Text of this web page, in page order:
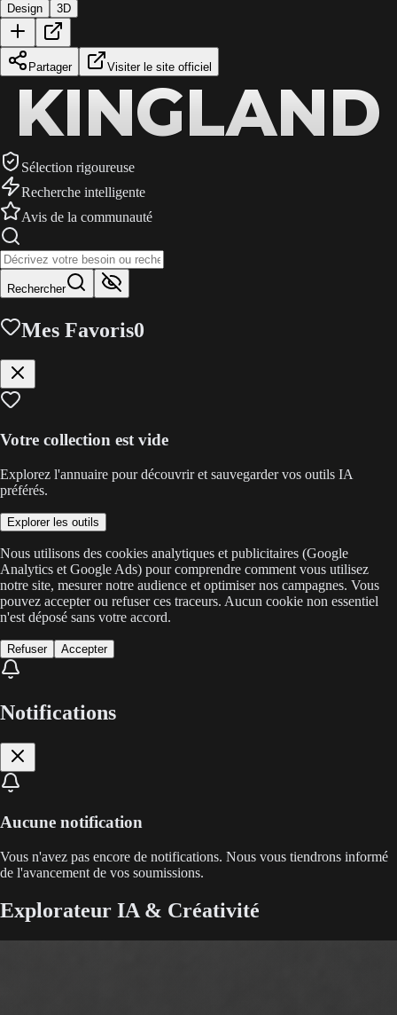
Design 3D
Partager Visiter le site officiel
KINGLAND
KINGLAND
KINGLAND
Sélection rigoureuse
Recherche intelligente
Avis de la communauté
Rechercher
Mes Favoris0
Votre collection est vide
Explorez l'annuaire pour découvrir et sauvegarder vos outils IA
préférés.
Explorer les outils
Nous utilisons des cookies analytiques et publicitaires (Google
Analytics et Google Ads) pour comprendre comment vous utilisez
notre site, mesurer notre audience et optimiser nos campagnes. Vous
pouvez accepter ou refuser ces traceurs. Aucun cookie non essentiel
n'est déposé sans votre accord.
Refuser Accepter
Notifications
Aucune notification
Vous n'avez pas encore de notifications. Nous vous tiendrons informé
de l'avancement de vos soumissions.
Explorateur IA & Créativité